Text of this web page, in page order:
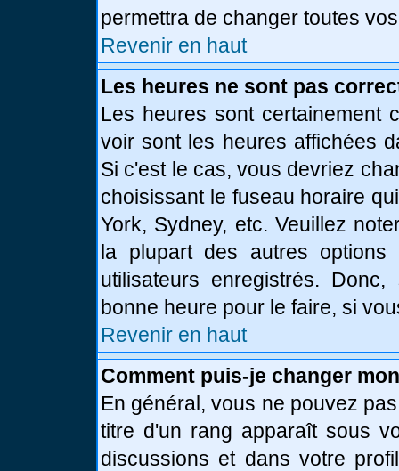
permettra de changer toutes
Revenir en haut
Les heures ne sont pas
Les heures sont certainement
voir sont les heures affichées
Si c'est le cas, vous devriez
choisissant le fuseau horaire
York, Sydney, etc. Veuillez
la plupart des autres options
utilisateurs enregistrés.
bonne heure pour le faire, si
Revenir en haut
Comment puis-je changer
En général, vous ne pouvez
titre d'un rang apparaît sous
discussions et dans votre